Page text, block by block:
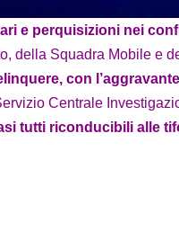
e perquisizioni nei
della Squadra Mobile e
con
Centrale
tutti riconducibili alle